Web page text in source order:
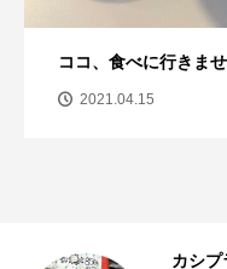
香芝にうまいもんあ
2020.09.07
カシプ